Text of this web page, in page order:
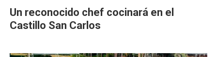
Un reconocido chef cocinará en el
Castillo San Carlos